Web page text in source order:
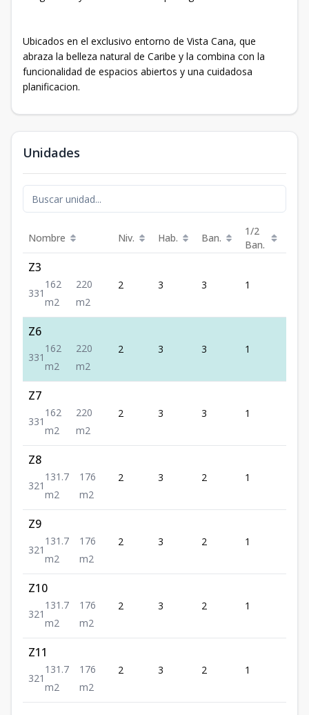
Ubicados en el exclusivo entorno de Vista Cana, que
abraza la belleza natural de Caribe y la combina con la
funcionalidad de espacios abiertos y una cuidadosa
planificacion.
Unidades
Nombre Niv. Hab. Ban.
1/2
Ban.
Z3
331
162
m2
220
m2
2 3 3 1
Z6
331
162
m2
220
m2
2 3 3 1
Z7
331
162
m2
220
m2
2 3 3 1
Z8
321
131.7
m2
176
m2
2 3 2 1
Z9
321
131.7
m2
176
m2
2 3 2 1
Z10
321
131.7
m2
176
m2
2 3 2 1
Z11
321
131.7
m2
176
m2
2 3 2 1